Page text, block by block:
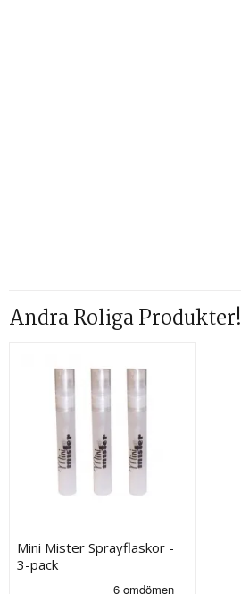
Andra Roliga Produkter!
Mini Mister Sprayflaskor -
3-pack